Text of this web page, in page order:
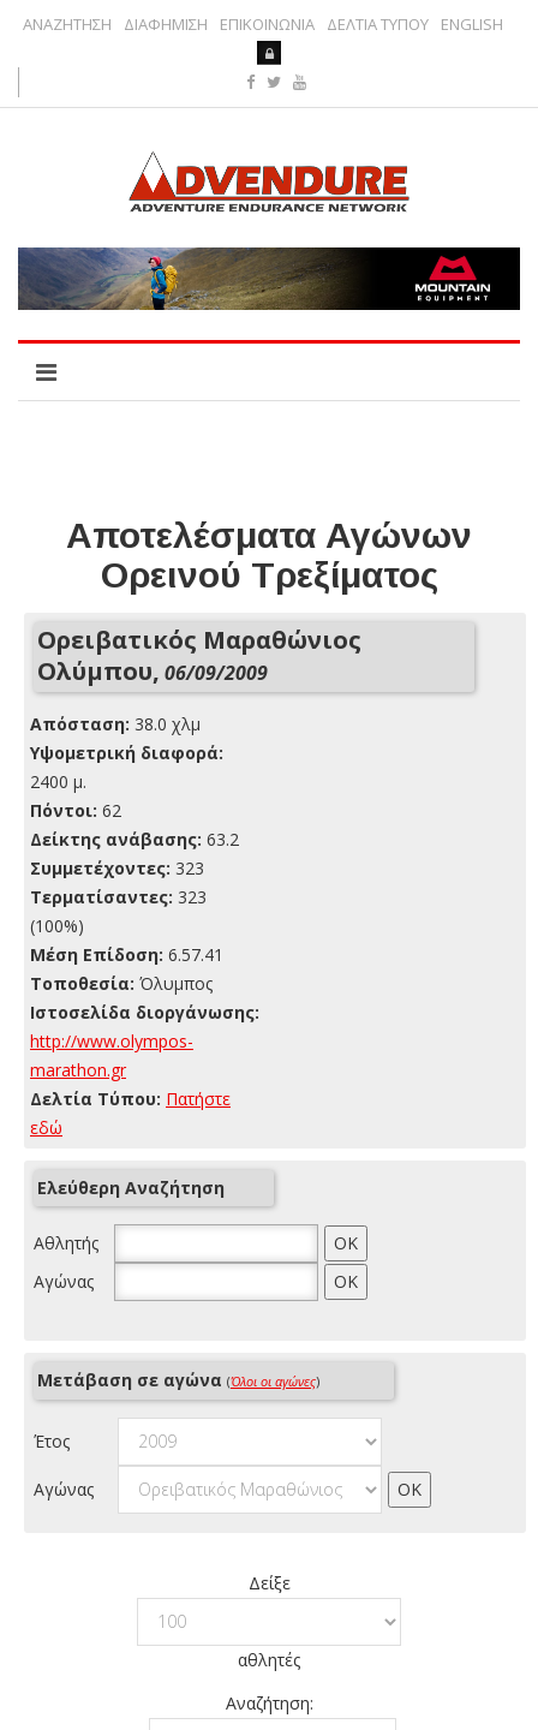
ΑΝΑΖΗΤΗΣΗ ΔΙΑΦΗΜΙΣΗ ΕΠΙΚΟΙΝΩΝΙΑ ΔΕΛΤΙΑ ΤΥΠΟΥ ENGLISH
Αποτελέσματα Αγώνων
Ορεινού Τρεξίματος
Ορειβατικός Μαραθώνιος
Ολύμπου, 06/09/2009
Απόσταση: 38.0 χλμ
Yψομετρική διαφορά:
2400 μ.
Πόντοι: 62
Δείκτης ανάβασης: 63.2
Συμμετέχοντες: 323
Τερματίσαντες: 323
(100%)
Μέση Επίδοση: 6.57.41
Τοποθεσία: Όλυμπος
Ιστοσελίδα διοργάνωσης:
http://www.olympos-
marathon.gr
Δελτία Τύπου: Πατήστε
εδώ
Ελεύθερη Αναζήτηση
Αθλητής
Αγώνας
Μετάβαση σε αγώνα (Όλοι οι αγώνες)
Έτος
Αγώνας
Δείξε
αθλητές
Αναζήτηση: